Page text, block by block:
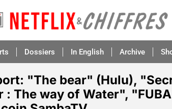
Dossiers In English Archive
"The bear" (Hulu),
: The way of Water",